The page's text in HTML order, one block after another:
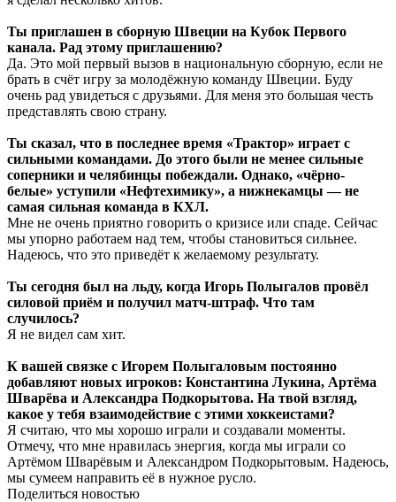
Ты приглашен в сборную Швеции на Кубок Первого
канала. Рад этому приглашению?
Да. Это мой первый вызов в национальную сборную, если не
брать в счёт игру за молодёжную команду Швеции. Буду
очень рад увидеться с друзьями. Для меня это большая честь
представлять свою страну.
Ты сказал, что в последнее время «Трактор» играет с
сильными командами. До этого были не менее сильные
соперники и челябинцы побеждали. Однако, «чёрно-
белые» уступили «Нефтехимику», а нижнекамцы — не
самая сильная команда в КХЛ.
Мне не очень приятно говорить о кризисе или спаде. Сейчас
мы упорно работаем над тем, чтобы становиться сильнее.
Надеюсь, что это приведёт к желаемому результату.
Ты сегодня был на льду, когда Игорь Полыгалов провёл
силовой приём и получил матч-штраф. Что там
случилось?
Я не видел сам хит.
К вашей связке с Игорем Полыгаловым постоянно
добавляют новых игроков: Константина Лукина, Артёма
Шварёва и Александра Подкорытова. На твой взгляд,
какое у тебя взаимодействие с этими хоккеистами?
Я считаю, что мы хорошо играли и создавали моменты.
Отмечу, что мне нравилась энергия, когда мы играли со
Артёмом Шварёвым и Александром Подкорытовым. Надеюсь,
мы сумеем направить её в нужное русло.
Поделиться новостью